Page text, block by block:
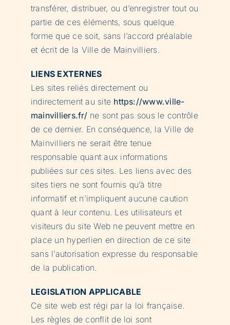
transférer, distribuer, ou d’enregistrer tout ou
partie de ces éléments, sous quelque
forme que ce soit, sans l’accord préalable
et écrit de la Ville de Mainvilliers.
LIENS EXTERNES
Les sites reliés directement ou
indirectement au site https://www.ville-
mainvilliers.fr/ne sont pas sous le contrôle
de ce dernier. En conséquence, la Ville de
Mainvilliers ne serait être tenue
responsable quant aux informations
publiées sur ces sites. Les liens avec des
sites tiers ne sont fournis qu’à titre
informatif et n’impliquent aucune caution
quant à leur contenu. Les utilisateurs et
visiteurs du site Web ne peuvent mettre en
place un hyperlien en direction de ce site
sans l’autorisation expresse du responsable
de la publication.
LEGISLATION APPLICABLE
Ce site web est régi par la loi française.
Les règles de conflit de loi sont